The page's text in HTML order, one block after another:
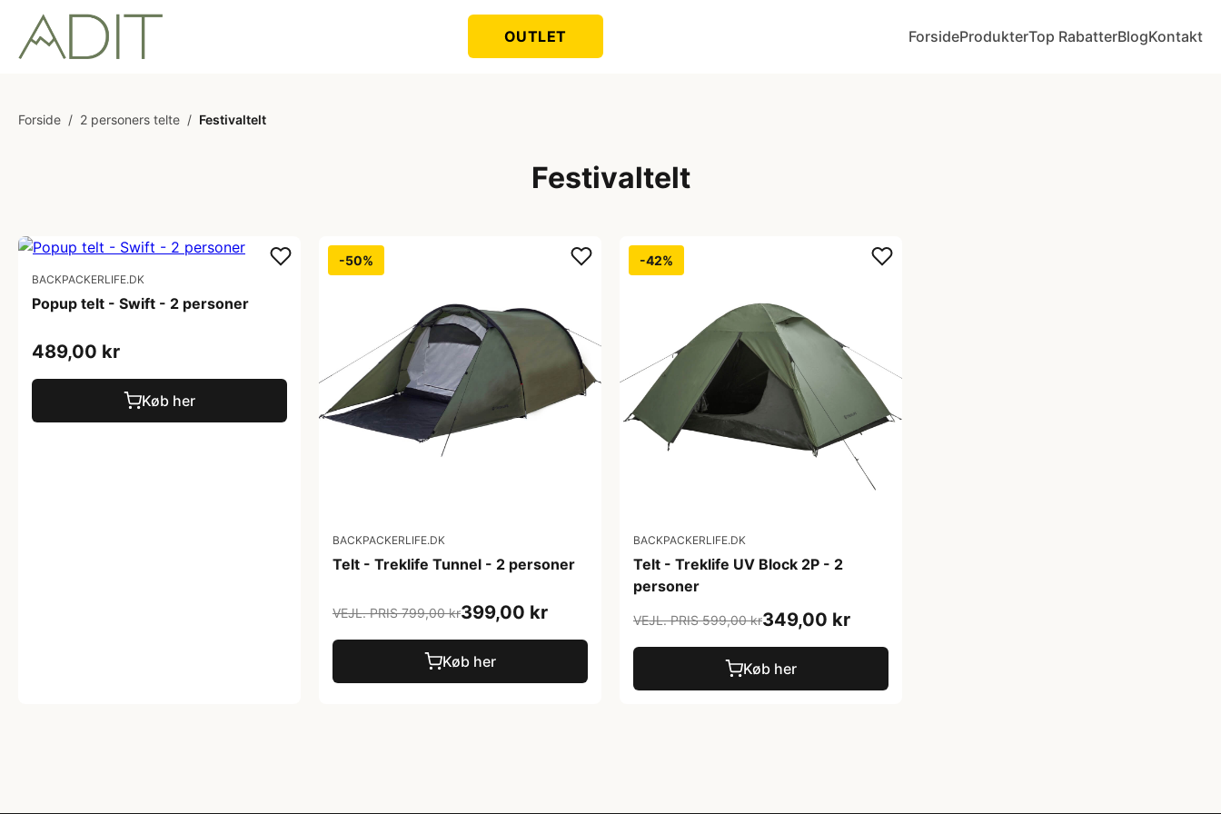
OUTLET ForsideProdukterTop RabatterBlogKontakt
Forside / 2 personers telte / Festivaltelt
Festivaltelt
BACKPACKERLIFE.DK
Popup telt - Swift - 2 personer
489,00 kr
Køb her
-50%
BACKPACKERLIFE.DK
Telt - Treklife Tunnel - 2 personer
VEJL. PRIS 799,00 kr399,00 kr
Køb her
-42%
BACKPACKERLIFE.DK
Telt - Treklife UV Block 2P - 2
personer
VEJL. PRIS 599,00 kr349,00 kr
Køb her